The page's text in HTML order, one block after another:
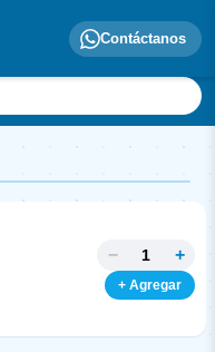
Contáctanos
− +
+ Agregar